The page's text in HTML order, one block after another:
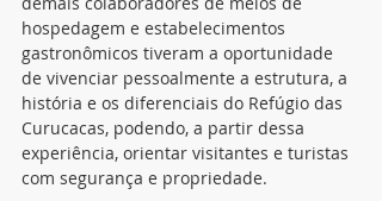
hospedagem e estabelecimentos
gastronômicos tiveram a oportunidade
de vivenciar pessoalmente a estrutura, a
história e os diferenciais do Refúgio das
Curucacas, podendo, a partir dessa
experiência, orientar visitantes e turistas
com segurança e propriedade.